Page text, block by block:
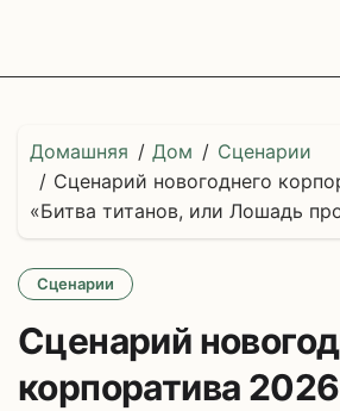
содержимому
Домашняя Дом
Сценарии
Сценарий новогоднего
«Битва титанов, или Лошадь
Сценарии
Сценарий
корпоратива